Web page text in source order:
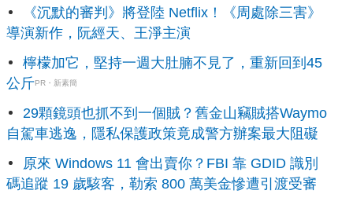
《沉默的審判》將登陸 Netflix！《周處除三害》
導演新作，阮經天、王淨主演
檸檬加它，堅持一週大肚腩不見了，重新回到45
公斤PR・新素簡
29顆鏡頭也抓不到一個賊？舊金山竊賊搭Waymo
自駕車逃逸，隱私保護政策竟成警方辦案最大阻礙
原來 Windows 11 會出賣你？FBI 靠 GDID 識別
碼追蹤 19 歲駭客，勒索 800 萬美金慘遭引渡受審